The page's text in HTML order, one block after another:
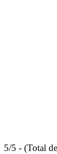
5/5 - (Total